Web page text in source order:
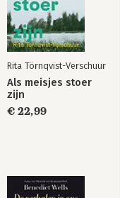
Rita Törnqvist-Verschuur
Als meisjes stoer
zijn
€ 22,99